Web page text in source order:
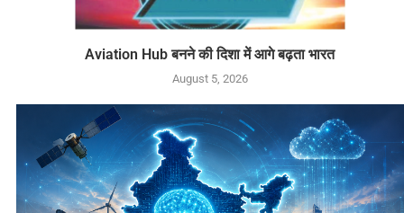
Aviation Hub बनने की दिशा में आगे बढ़ता भारत
August 5, 2026